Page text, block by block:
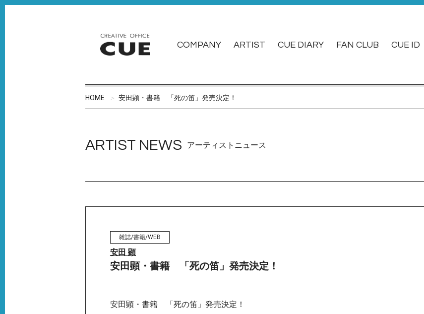
COMPANY ARTIST CUE DIARY FAN CLUB CUE ID
HOME 安田顕・書籍 「死の笛」発売決定！
ARTIST NEWS アーティストニュース
雑誌/書籍/WEB
安田 顕
安田顕・書籍 「死の笛」発売決定！
安田顕・書籍 「死の笛」発売決定！